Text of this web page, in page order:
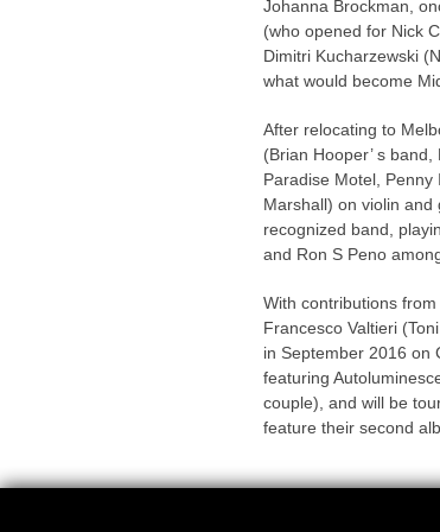
Johanna Brockman,
(who opened for Nick
Dimitri Kucharzewski
what would become
After relocating to
(Brian Hooper’ s
Paradise Motel,
Marshall) on violin
recognized band,
and Ron S Peno
With contributions
Francesco Valtieri
in September 2016 on
featuring
couple), and will be
feature their second